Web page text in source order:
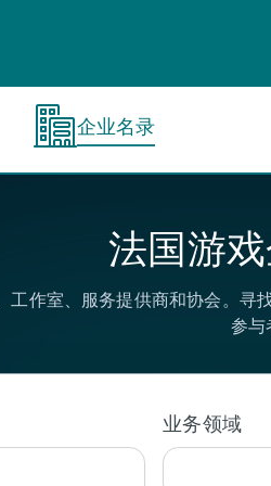
企业名录
法国游
工作室、服务提供商和协会。寻
参与
业务领域